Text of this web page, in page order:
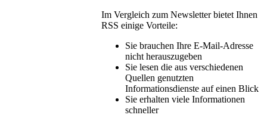
Im Vergleich zum Newsletter bietet Ihnen
RSS einige Vorteile:
Sie brauchen Ihre E-Mail-Adresse
nicht herauszugeben
Sie lesen die aus verschiedenen
Quellen genutzten
Informationsdienste auf einen Blick
Sie erhalten viele Informationen
schneller